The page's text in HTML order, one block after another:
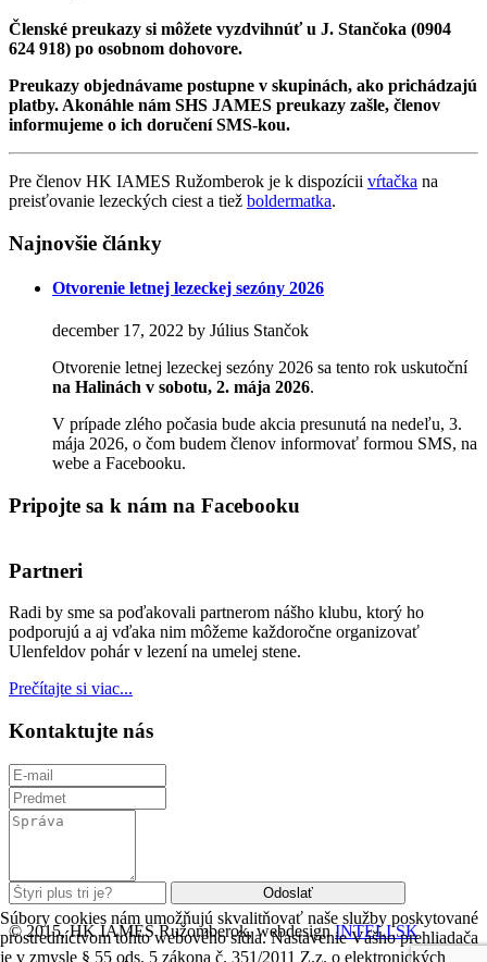
Členské preukazy si môžete vyzdvihnúť u J. Stančoka (0904
624 918) po osobnom dohovore.
Preukazy objednávame postupne v skupinách, ako prichádzajú
platby. Akonáhle nám SHS JAMES preukazy zašle, členov
informujeme o ich doručení SMS-kou.
Pre členov HK IAMES Ružomberok je k dispozícii vŕtačka na
preisťovanie lezeckých ciest a tiež boldermatka.
Najnovšie články
Otvorenie letnej lezeckej sezóny 2026
december 17, 2022 by Július Stančok
Otvorenie letnej lezeckej sezóny 2026 sa tento rok uskutoční
na Halinách v sobotu, 2. mája 2026.
V prípade zlého počasia bude akcia presunutá na nedeľu, 3.
mája 2026, o čom budem členov informovať formou SMS, na
webe a Facebooku.
Pripojte sa k nám na Facebooku
Partneri
Radi by sme sa poďakovali partnerom nášho klubu, ktorý ho
podporujú a aj vďaka nim môžeme každoročne organizovať
Ulenfeldov pohár v lezení na umelej stene.
Prečítajte si viac...
Kontaktujte nás
© 2015, HK IAMES Ružomberok, webdesignINTELI.SK
Súbory cookies nám umožňujú skvalitňovať naše služby poskytované
prostredníctvom tohto webového sídla. Nastavenie Vášho prehliadača
je v zmysle § 55 ods. 5 zákona č. 351/2011 Z.z. o elektronických